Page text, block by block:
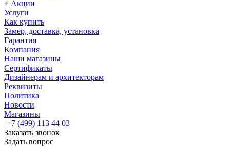
Акции
Услуги
Как купить
Замер, доставка, установка
Гарантия
Компания
Наши магазины
Сертификаты
Дизайнерам и архитекторам
Реквизиты
Политика
Новости
Магазины
+7 (499) 113 44 03
Заказать звонок
Задать вопрос